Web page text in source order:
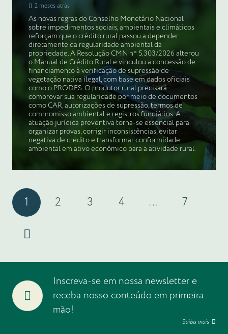
2 meses atrás
As novas regras do Conselho Monetário Nacional
sobre impedimentos sociais, ambientais e climáticos
reforçam que o crédito rural passou a depender
diretamente da regularidade ambiental da
propriedade. A Resolução CMN nº 5.303/2026 alterou
o Manual de Crédito Rural e vinculou a concessão de
financiamento à verificação de supressão de
vegetação nativa ilegal, com base em dados oficiais
como o PRODES. O produtor rural precisará
comprovar sua regularidade por meio de documentos
como CAR, autorizações de supressão, termos de
compromisso ambiental e registros fundiários. A
atuação jurídica preventiva torna-se essencial para
organizar provas, corrigir inconsistências, evitar
negativa de crédito e transformar conformidade
ambiental em ativo econômico para a atividade rural.
1 2 3 4 … 7
Inscreva-se em nossa newsletter e
receba nosso conteúdo em primeira
mão!
Saiba mais